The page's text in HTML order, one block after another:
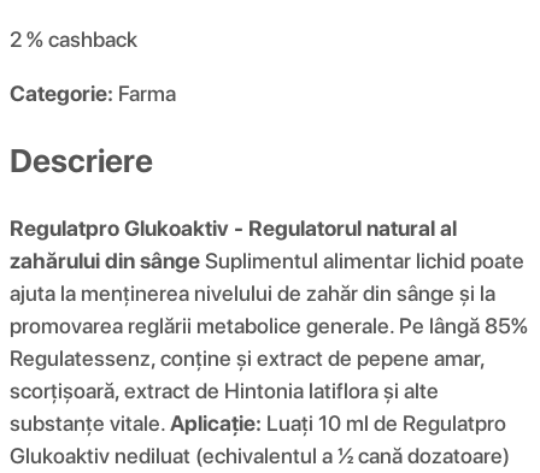
2 %cashback
Categorie: Farma
Descriere
Regulatpro Glukoaktiv - Regulatorul natural al
zahărului din sângeSuplimentul alimentar lichid poate
ajuta la menținerea nivelului de zahăr din sânge și la
promovarea reglării metabolice generale. Pe lângă 85%
Regulatessenz, conține și extract de pepene amar,
scorțișoară, extract de Hintonia latiflora și alte
substanțe vitale.Aplicație: Luați 10 ml de Regulatpro
Glukoaktiv nediluat (echivalentul a ½ cană dozatoare)